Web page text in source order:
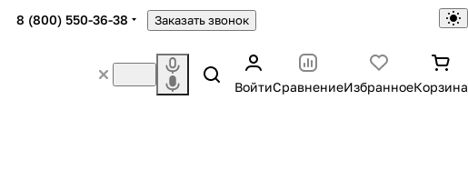
8 (800) 550-36-38 Заказать звонок
ВойтиСравнениеИзбранноеКорзина